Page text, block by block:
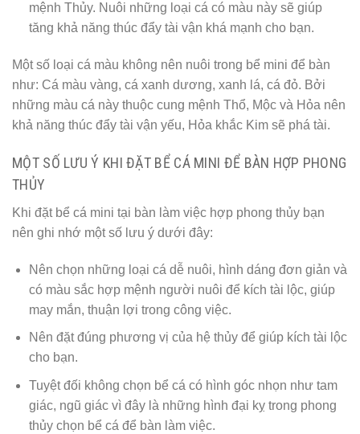
mệnh Thủy. Nuôi những loại cá có màu này sẽ giúp
tăng khả năng thúc đẩy tài vận khá mạnh cho bạn.
Một số loại cá màu không nên nuôi trong bể mini để bàn
như: Cá màu vàng, cá xanh dương, xanh lá, cá đỏ. Bởi
những màu cá này thuộc cung mệnh Thổ, Mộc và Hỏa nên
khả năng thúc đẩy tài vận yếu, Hỏa khắc Kim sẽ phá tài.
MỘT SỐ LƯU Ý KHI ĐẶT BỂ CÁ MINI ĐỂ BÀN HỢP PHONG
THỦY
Khi đặt bể cá mini tại bàn làm việc hợp phong thủy bạn
nên ghi nhớ một số lưu ý dưới đây:
Nên chọn những loại cá dễ nuôi, hình dáng đơn giản và
có màu sắc hợp mệnh người nuôi để kích tài lộc, giúp
may mắn, thuận lợi trong công việc.
Nên đặt đúng phương vị của hệ thủy để giúp kích tài lộc
cho bạn.
Tuyệt đối không chọn bể cá có hình góc nhọn như tam
giác, ngũ giác vì đây là những hình đại kỵ trong phong
thủy chọn bể cá để bàn làm việc.